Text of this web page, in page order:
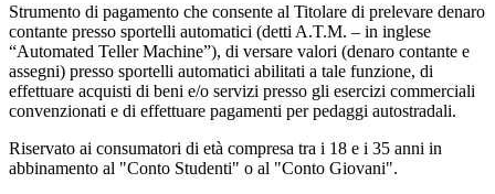
Strumento di pagamento che consente al Titolare di prelevare denaro
contante presso sportelli automatici (detti A.T.M. – in inglese
“Automated Teller Machine”), di versare valori (denaro contante e
assegni) presso sportelli automatici abilitati a tale funzione, di
effettuare acquisti di beni e/o servizi presso gli esercizi commerciali
convenzionati e di effettuare pagamenti per pedaggi autostradali.
Riservato ai consumatori di età compresa tra i 18 e i 35 anni in
abbinamento al "Conto Studenti" o al "Conto Giovani".